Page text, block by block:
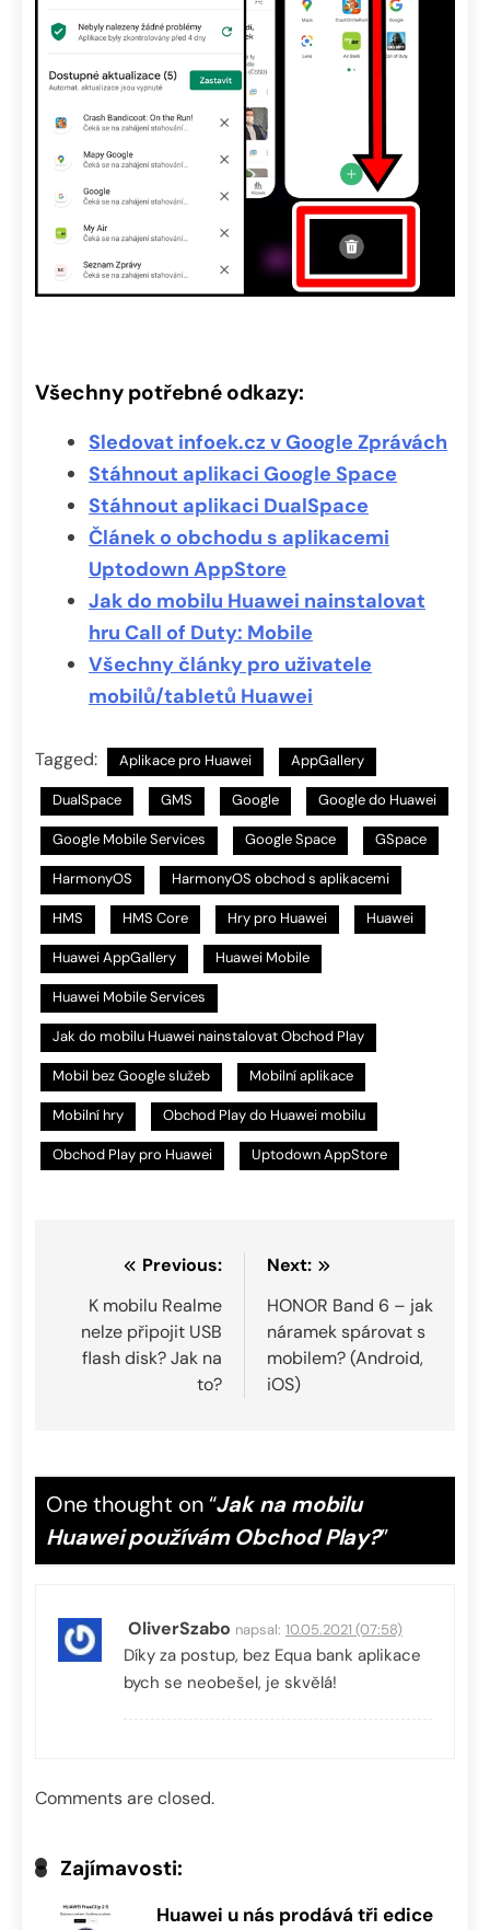
Všechny potřebné odkazy:
Sledovat infoek.cz v Google Zprávách
Stáhnout aplikaci Google Space
Stáhnout aplikaci DualSpace
Článek o obchodu s aplikacemi
Uptodown AppStore
Jak do mobilu Huawei nainstalovat
hru Call of Duty: Mobile
Všechny články pro uživatele
mobilů/tabletů Huawei
Tagged: Aplikace pro Huawei AppGallery
DualSpace GMS Google Google do Huawei
Google Mobile Services Google Space GSpace
HarmonyOS HarmonyOS obchod s aplikacemi
HMS HMS Core Hry pro Huawei Huawei
Huawei AppGallery Huawei Mobile
Huawei Mobile Services
Jak do mobilu Huawei nainstalovat Obchod Play
Mobil bez Google služeb Mobilní aplikace
Mobilní hry Obchod Play do Huawei mobilu
Obchod Play pro Huawei Uptodown AppStore
Navigace
pro
příspěvek
Previous:
K mobilu Realme
nelze připojit USB
flash disk? Jak na
to?
Next:
HONOR Band 6 – jak
náramek spárovat s
mobilem? (Android,
iOS)
One thought on “Jak na mobilu
Huawei používám Obchod Play?”
OliverSzabo napsal: 10.05.2021 (07:58)
Díky za postup, bez Equa bank aplikace
bych se neobešel, je skvělá!
Comments are closed.
Zajímavosti:
Huawei u nás prodává tři edice